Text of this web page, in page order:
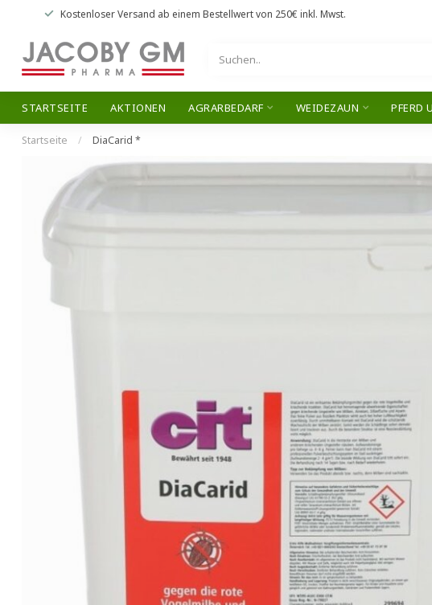
Kostenloser Versand ab einem Bestellwert von 250€ inkl. Mwst.
STARTSEITE AKTIONEN AGRARBEDARF WEIDEZAUN PFERD
Startseite / DiaCarid *